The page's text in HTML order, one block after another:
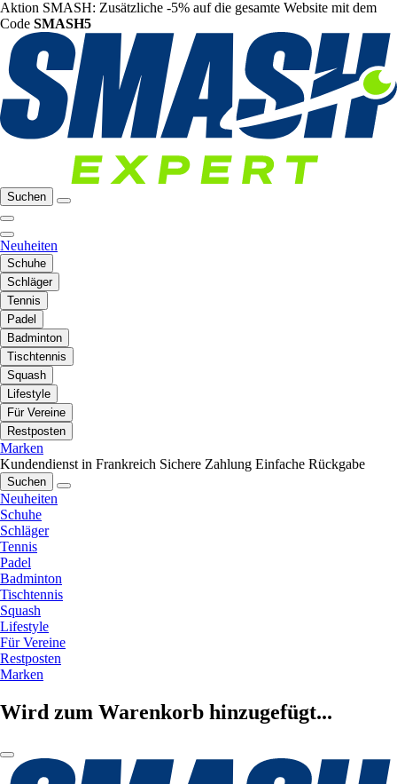
Aktion SMASH: Zusätzliche -5% auf die gesamte Website mit dem
Code SMASH5
Suchen
Neuheiten
Schuhe
Schläger
Tennis
Padel
Badminton
Tischtennis
Squash
Lifestyle
Für Vereine
Restposten
Marken
Kundendienst in Frankreich Sichere Zahlung Einfache Rückgabe
Suchen
Neuheiten
Schuhe
Schläger
Tennis
Padel
Badminton
Tischtennis
Squash
Lifestyle
Für Vereine
Restposten
Marken
Wird zum Warenkorb hinzugefügt...